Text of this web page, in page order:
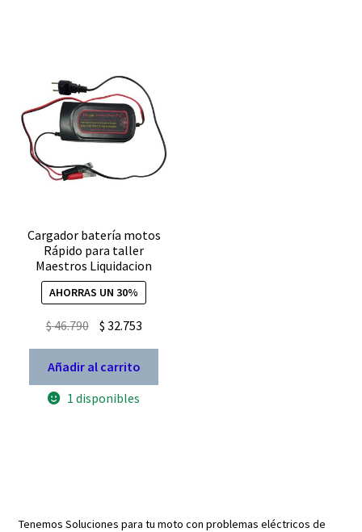
Cargador batería motos
Rápido para taller
Maestros Liquidacion
AHORRAS UN 30%
$46.790 El
precio
original
era:
$ 46.790.
$ 32.753El
precio
es:
Añadir al carrito
1 disponibles
Tenemos Soluciones para tu moto con problemas eléctricos de